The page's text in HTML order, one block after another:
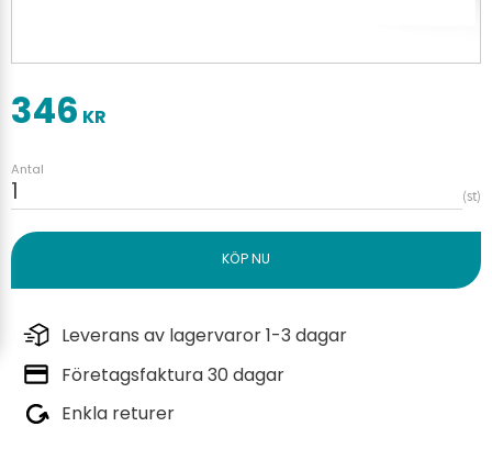
346 KR
Antal
st
Leverans av lagervaror 1-3 dagar
Företagsfaktura 30 dagar
Enkla returer